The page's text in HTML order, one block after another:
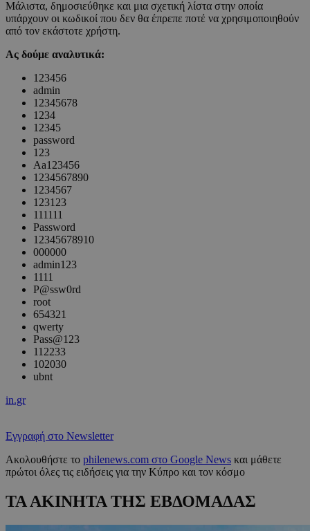
Μάλιστα, δημοσιεύθηκε και μια σχετική λίστα στην οποία
υπάρχουν οι κωδικοί που δεν θα έπρεπε ποτέ να χρησιμοποιηθούν
από τον εκάστοτε χρήστη.
Ας δούμε αναλυτικά:
123456
admin
12345678
1234
12345
password
123
Aa123456
1234567890
1234567
123123
111111
Password
12345678910
000000
admin123
1111
P@ssw0rd
root
654321
qwerty
Pass@123
112233
102030
ubnt
in.gr
Εγγραφή στο Newsletter
Ακολουθήστε το philenews.com στο Google News και μάθετε
πρώτοι όλες τις ειδήσεις για την Κύπρο και τον κόσμο
ΤΑ ΑΚΙΝΗΤΑ ΤΗΣ ΕΒΔΟΜΑΔΑΣ